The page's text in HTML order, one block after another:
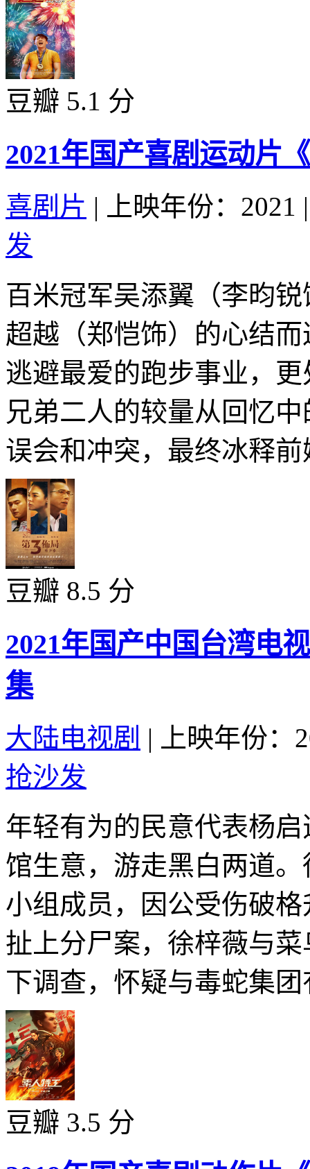
豆瓣 5.1 分
2021年国产喜剧运动片
喜剧片 | 上映年份：2021 |
发
百米冠军吴添翼（李昀
超越（郑恺饰）的心结
逃避最爱的跑步事业，
兄弟二人的较量从回忆
误会和冲突，最终冰释
豆瓣 8.5 分
2021年国产中国台湾电
集
大陆电视剧 |
上映年份：
抢沙发
年轻有为的民意代表杨
馆生意，游走黑白两道
小组成员，因公受伤破
扯上分尸案，徐梓薇与
下调查，怀疑与毒蛇集
豆瓣 3.5 分